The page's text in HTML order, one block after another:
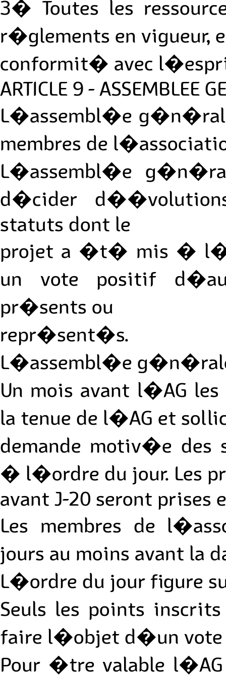
3� Toutes les
r�glements en vigueur,
conformit� avec
ARTICLE 9 - ASSEMBLEE
L�assembl�e
membres de
L�assembl�e
d�cider
statuts dont le
projet a �t� mis �
un vote positif
pr�sents ou
repr�sent�s.
L�assembl�e
Un mois avant l�AG
la tenue de l�AG et
demande motiv�e
� l�ordre du jour. Les
avant J-20 seront prises
Les membres de
jours au moins avant la
L�ordre du jour figure
Seuls les points
faire l�objet d�un vote
Pour �tre valable